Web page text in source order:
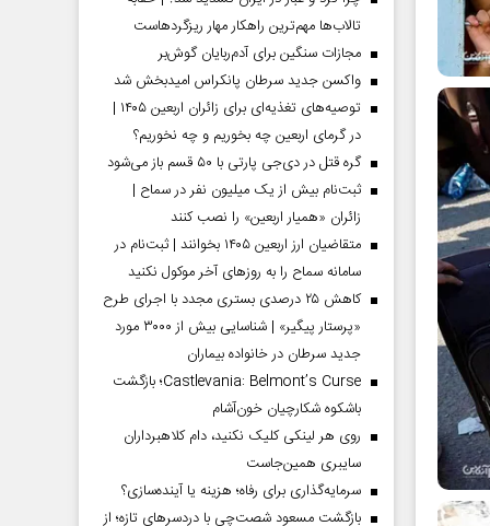
تالاب‌ها مهم‌ترین راهکار مهار ریزگردهاست
مجازات سنگین برای آدم‌ربایان گوش‌بر
واکسن جدید سرطان پانکراس امیدبخش شد
توصیه‌های تغذیه‌ای برای زائران اربعین ۱۴۰۵ |
در گرمای اربعین چه بخوریم و چه نخوریم؟
گره قتل در دی‌جی پارتی با ۵۰ قسم باز می‌شود
ثبت‌نام بیش از یک میلیون نفر در سماح |
زائران «همیار اربعین» را نصب کنند
متقاضیان ارز اربعین ۱۴۰۵ بخوانند | ثبت‌نام در
سامانه سماح را به روز‌های آخر موکول نکنید
کاهش ۲۵ درصدی بستری مجدد با اجرای طرح
«پرستار پیگیر» | شناسایی بیش از ۳۰۰۰ مورد
جدید سرطان در خانواده بیماران
Castlevania: Belmont’s Curse؛ بازگشت
باشکوه شکارچیان خون‌آشام
روی هر لینکی کلیک نکنید، دام کلاهبرداران
سایبری همین‌جاست
سرمایه‌گذاری برای رفاه؛ هزینه یا آینده‌سازی؟
بازگشت مسعود شصت‌چی با دردسر‌های تازه؛ از